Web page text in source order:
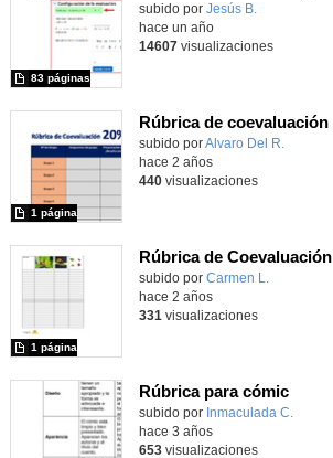
subido por Jesús B.
83 páginas
hace un año
14607visualizaciones
Rúbrica de coevaluación
Contenido educativo.
subido porAlvaro Del R.
1 página
hace 2 años
440visualizaciones
Rúbrica de Coevaluación
Contenido educativo.
subido por Carmen L.
1 página
hace 2 años
331 visualizaciones
Rúbrica para cómic
Contenido educativo.
subido por Inmaculada C.
hace 3 años
653visualizaciones